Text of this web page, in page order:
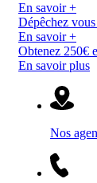
En savoir +
Dépêchez
En savoir +
Obtenez 250€
En savoir plus
Nos